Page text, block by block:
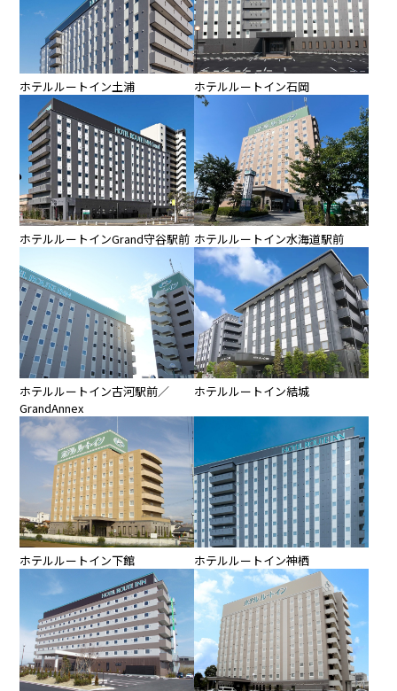
ホテルルートイン土浦 ホテルルートイン石岡
ホテルルートインGrand守谷駅前 ホテルルートイン水海道駅前
ホテルルートイン古河駅前／
GrandAnnex
ホテルルートイン結城
ホテルルートイン下館 ホテルルートイン神栖